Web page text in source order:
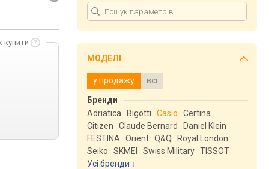
купити
МОДЕЛІ
у продажу всі
Бренди
Adriatica
Bigotti Casio
Certina
Citizen
Claude Bernard
Daniel Klein
FESTINA
Orient Q&Q
Royal London
Seiko
SKMEI Swiss Military TISSOT
Усі бренди